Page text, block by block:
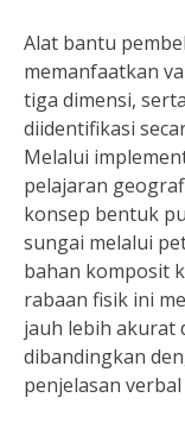
Alat bantu
memanfaatkan
tiga dimensi,
diidentifikasi
Melalui
pelajaran
konsep bentuk
sungai melalui
bahan komposit
rabaan fisik ini
jauh lebih akurat
dibandingkan
penjelasan